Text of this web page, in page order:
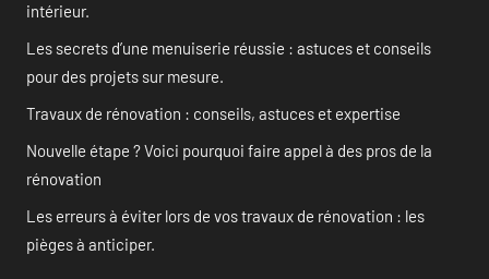
intérieur.
Les secrets d’une menuiserie réussie : astuces et conseils
pour des projets sur mesure.
Travaux de rénovation : conseils, astuces et expertise
Nouvelle étape ? Voici pourquoi faire appel à des pros de la
rénovation
Les erreurs à éviter lors de vos travaux de rénovation : les
pièges à anticiper.